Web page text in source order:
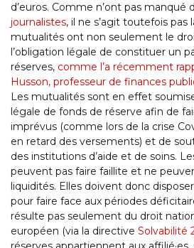
d’euros. Comme n’ont pas manqué
journalistes, il ne s’agit toutefois pas
mutualités ont non seulement le
l’obligation légale de constituer un
réserves, comme l’a récemment
Husson, professeur de finances
Les mutualités sont en effet
légale de fonds de réserve afin de
imprévus (comme lors de la crise
en retard des versements) et de
des institutions d’aide et de soins.
peuvent pas faire faillite et ne
liquidités. Elles doivent donc
pour faire face aux périodes
résulte pas seulement du droit
européen (via la directive Solvabilité